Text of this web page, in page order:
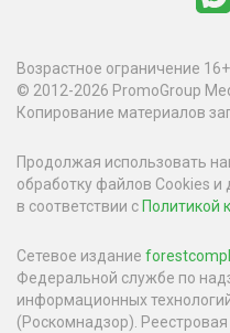
Возрастное ограничение 16+
© 2012-2026 PromoGroup
Копирование материалов
Продолжая использовать
обработку файлов Cookies и
в соответствии с Политикой
Сетевое издание
Федеральной службе по
информационных
(Роскомнадзор).